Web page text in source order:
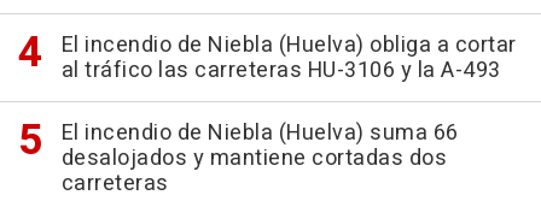
El incendio de Niebla (Huelva) obliga a cortar
al tráfico las carreteras HU-3106 y la A-493
El incendio de Niebla (Huelva) suma 66
desalojados y mantiene cortadas dos
carreteras